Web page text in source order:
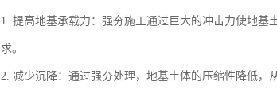
1. 提高地基承载力：强夯施工通过巨大的冲击力使地
求。
2. 减少沉降：通过强夯处理，地基土体的压缩性降低，